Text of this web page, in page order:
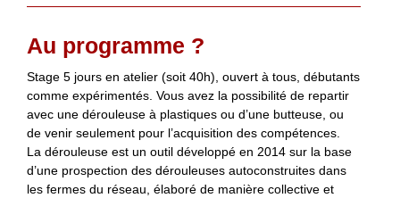
Au programme ?
Stage 5 jours en atelier (soit 40h), ouvert à tous, débutants
comme expérimentés. Vous avez la possibilité de repartir
avec une dérouleuse à plastiques ou d’une butteuse, ou
de venir seulement pour l’acquisition des compétences.
La dérouleuse est un outil développé en 2014 sur la base
d’une prospection des dérouleuses autoconstruites dans
les fermes du réseau, élaboré de manière collective et